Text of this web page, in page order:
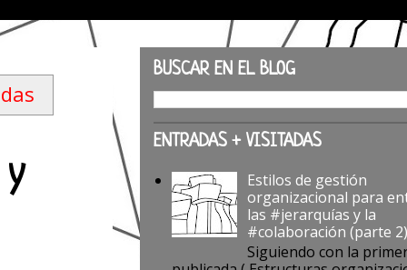
y
BUSCAR EN EL BLOG
ENTRADAS + VISITADAS
Estilos de gestión
organizacional para
las #jerarquías y la
#colaboración (parte
Siguiendo con la